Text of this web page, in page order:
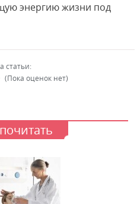
энергию жизни под
статьи:
(Пока оценок нет)